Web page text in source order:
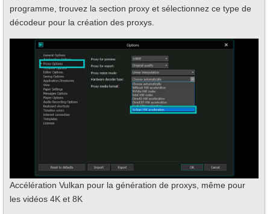
programme, trouvez la section proxy et sélectionnez ce type de
décodeur pour la création des proxys.
Accélération Vulkan pour la génération de proxys, même pour
les vidéos 4K et 8K